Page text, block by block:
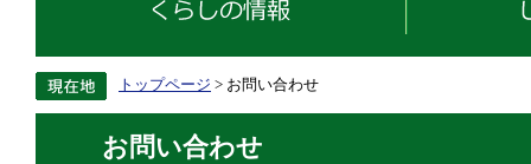
トップページ > お問い合わせ
お問い合わせ